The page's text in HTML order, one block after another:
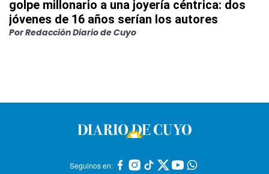
golpe millonario a una joyería céntrica: dos
jóvenes de 16 años serían los autores
PorRedacción Diario de Cuyo
Seguinos en: